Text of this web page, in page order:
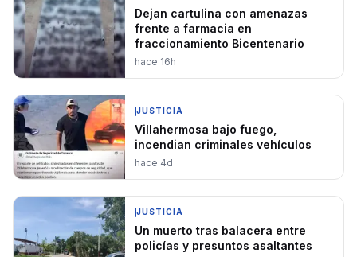
Dejan cartulina con amenazas
frente a farmacia en
fraccionamiento Bicentenario
hace 16h
JUSTICIA
Villahermosa bajo fuego,
incendian criminales vehículos
hace 4d
JUSTICIA
Un muerto tras balacera entre
policías y presuntos asaltantes